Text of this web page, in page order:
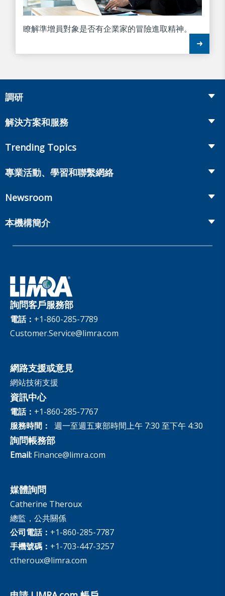
瞭解準增員對象是否有企業家的冒險進取精神。
調研
Insurance
Annuities
Workplace Benefits
Annual Research Agenda
Benchmarks
Experience Studies
InfoCenter
解決方案和服務
Fraud Prevention and Compliance Solutions
Onboarding and Development
Market Development and Monitoring
Trending Topics
Life Insurance
Annuities
Publications & Podcasts
Retirement Income Resources
專業活動、學習和聯繫網絡
Committees and Study Groups
Newsroom
Fact Tank
Publications and Podcasts
本機構簡介
治理
Careers
The InfoCenter
詢問客戶服務部
電話： +1-860-285-7789
Customer.Service@limra.com
網路支援或意見
網站技術支援
資訊中心
電話： +1-860-285-7767
服務時間：
週一至週五東部時間上午 7:30 至下午 4:30
詢問帳務部
Email: Finance@limra.com
媒體詢問
Catherine Theroux
總監，公共關係
公司電話： +1-860-285-7787
手機號碼： +1-703-447-3257
ctheroux@limra.com